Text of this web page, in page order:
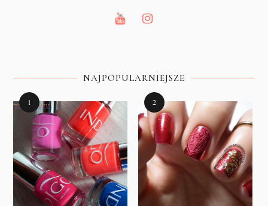
NAJPOPULARNIEJSZE